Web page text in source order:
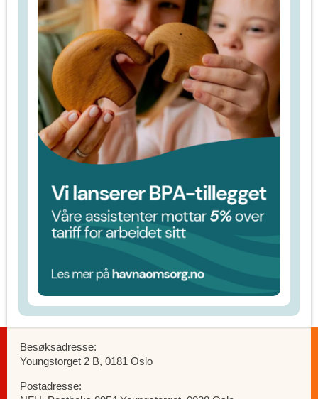
Besøksadresse:
Youngstorget 2 B, 0181 Oslo
Postadresse: